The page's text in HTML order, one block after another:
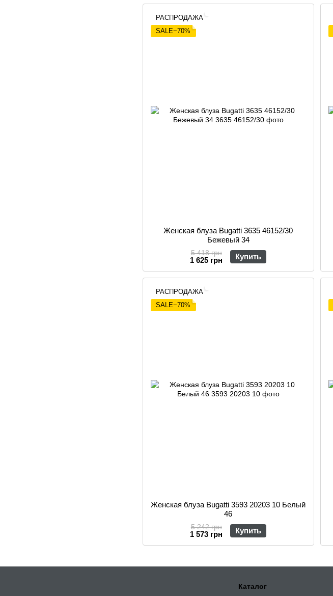
РАСПРОДАЖА
SALE−70%
Женская блуза Bugatti 3635 46152/30
Бежевый 34
5 418 грн
1 625 грн Купить
РАСПРОДАЖА
SALE−70%
Женская блуза Bugatti 3593 20203 10 Белый
46
5 242 грн
1 573 грн Купить
Каталог